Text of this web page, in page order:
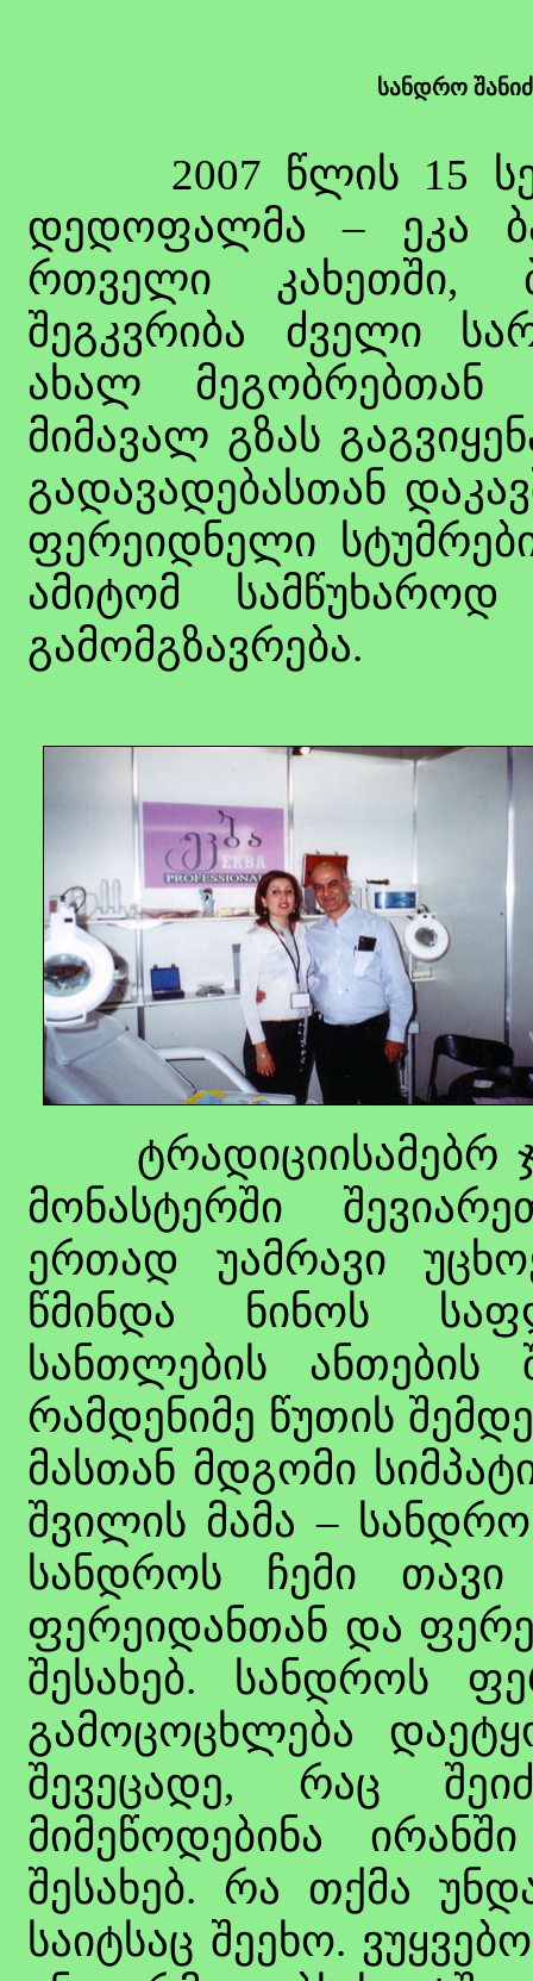
სანდრო
2007 წლის 15
დედოფალმა – ეკა
რთველი კახეთში,
შეგკვრიბა ძველი
ახალ მეგობრებთან
მიმავალ გზას
გადავადებასთან
ფერეიდნელი
ამიტომ
გამომგზავრება.
ტრადიციისამებრ
მონასტერში
ერთად უამრავი
წმინდა ნინოს
სანთლების ანთების
რამდენიმე წუთის
მასთან მდგომი
შვილის მამა –
სანდროს ჩემი თავი
ფერეიდანთან და
შესახებ. სანდროს
გამოცოცხლება
შევეცადე, რაც
მიმეწოდებინა
შესახებ. რა თქმა
საიტსაც შეეხო.